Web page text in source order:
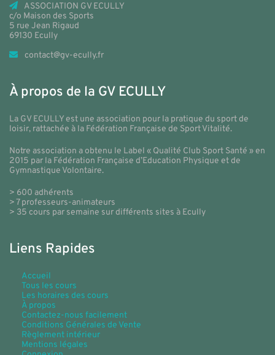
ASSOCIATION GV ECULLY
c/o Maison des Sports
5 rue Jean Rigaud
69130 Ecully
contact@gv-ecully.fr
À propos de la GV ECULLY
La GV ECULLY est une association pour la pratique du sport de
loisir, rattachée à la Fédération Française de Sport Vitalité.
Notre association a obtenu le Label « Qualité Club Sport Santé » en
2015 par la Fédération Française d’Education Physique et de
Gymnastique Volontaire.
> 600 adhérents
> 7 professeurs-animateurs
> 35 cours par semaine sur différents sites à Ecully
Liens Rapides
Accueil
Tous les cours
Les horaires des cours
À propos
Contactez-nous facilement
Conditions Générales de Vente
Règlement intérieur
Mentions légales